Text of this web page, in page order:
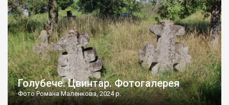
різноманітних форм хрестів. Село відносно невелике, […]
Голубече. Цвинтар. Фотогалерея
Фото Романа Маленкова, 2024 р.